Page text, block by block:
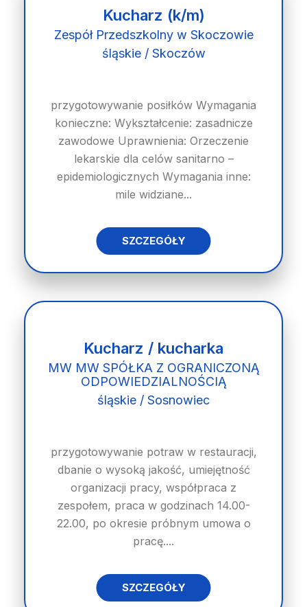
Kucharz (k/m)
Zespół Przedszkolny w Skoczowie
śląskie / Skoczów
przygotowywanie posiłków Wymagania
konieczne: Wykształcenie: zasadnicze
zawodowe Uprawnienia: Orzeczenie
lekarskie dla celów sanitarno –
epidemiologicznych Wymagania inne:
mile widziane...
SZCZEGÓŁY
Kucharz / kucharka
MW MW SPÓŁKA Z OGRANICZONĄ
ODPOWIEDZIALNOŚCIĄ
śląskie / Sosnowiec
przygotowywanie potraw w restauracji,
dbanie o wysoką jakość, umiejętność
organizacji pracy, współpraca z
zespołem, praca w godzinach 14.00-
22.00, po okresie próbnym umowa o
pracę....
SZCZEGÓŁY